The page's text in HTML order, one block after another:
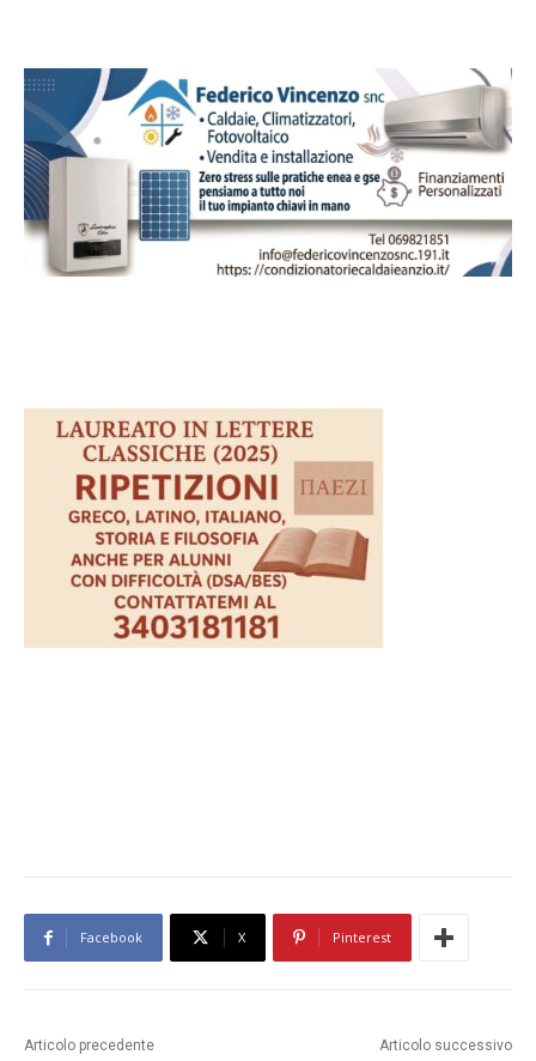
Facebook X Pinterest
Articolo precedente Articolo successivo